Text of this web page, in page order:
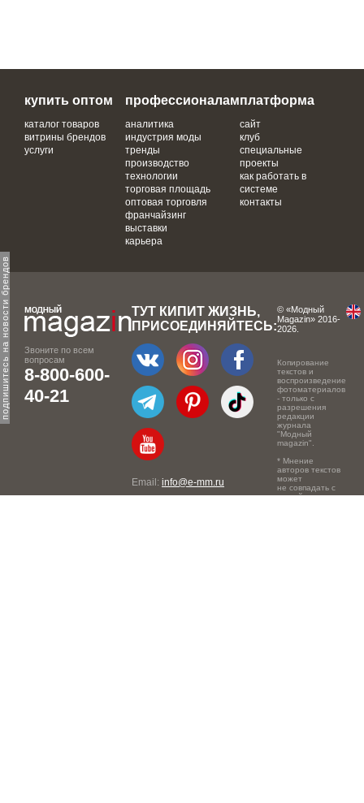
подпишитесь на новости брендов
купить оптом
каталог товаров
витрины брендов
услуги
профессионалам
аналитика
индустрия моды
тренды
производство
технологии
торговая площадь
оптовая торговля
франчайзинг
выставки
карьера
платформа
сайт
клуб
специальные
проекты
как работать в
системе
контакты
Звоните по всем
вопросам
8-800-600-
40-21
ТУТ КИПИТ ЖИЗНЬ,
ПРИСОЕДИНЯЙТЕСЬ:
Email: info@e-mm.ru
© «Модный
Magazin» 2016-
2026.
Копирование
текстов и
воспроизведение
фотоматериалов
- только с
разрешения
редакции
журнала
"Модный
magazin".
* Мнение
авторов текстов
может
не совпадать с
точкой зрения